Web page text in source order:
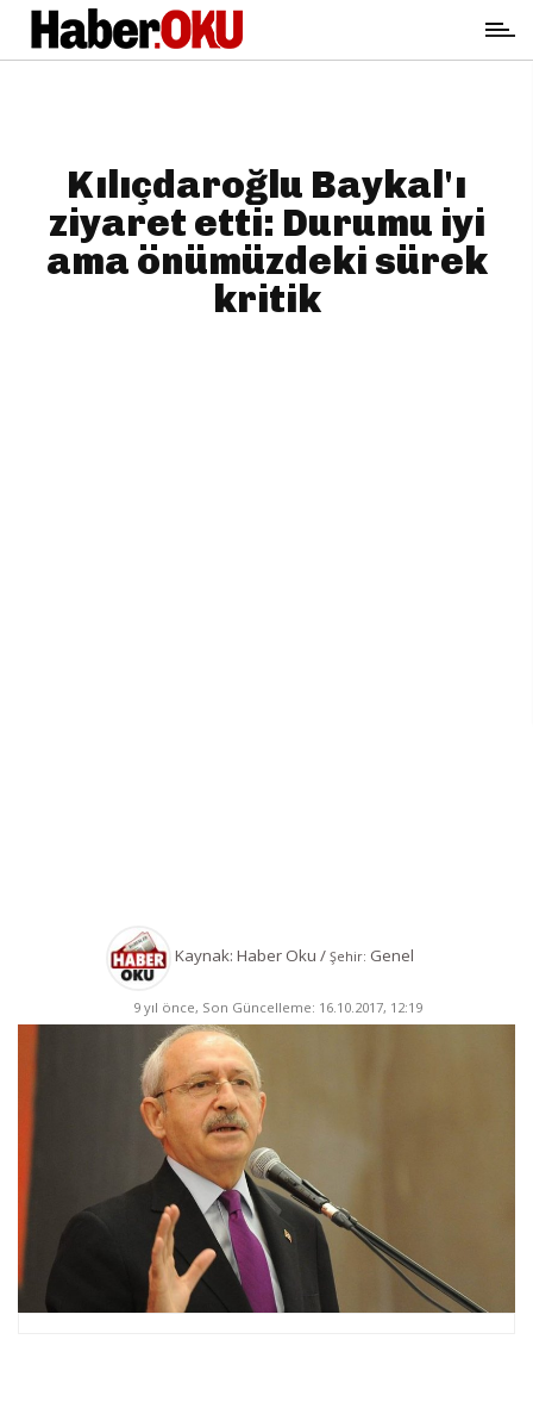
Kılıçdaroğlu Baykal'ı
ziyaret etti: Durumu iyi
ama önümüzdeki sürek
kritik
Kaynak: Haber Oku / Şehir: Genel
9 yıl önce, Son Güncelleme: 16.10.2017, 12:19